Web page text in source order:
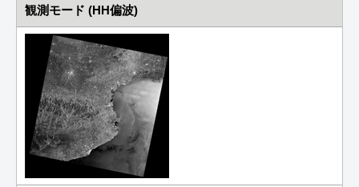
観測モード (HH偏波)